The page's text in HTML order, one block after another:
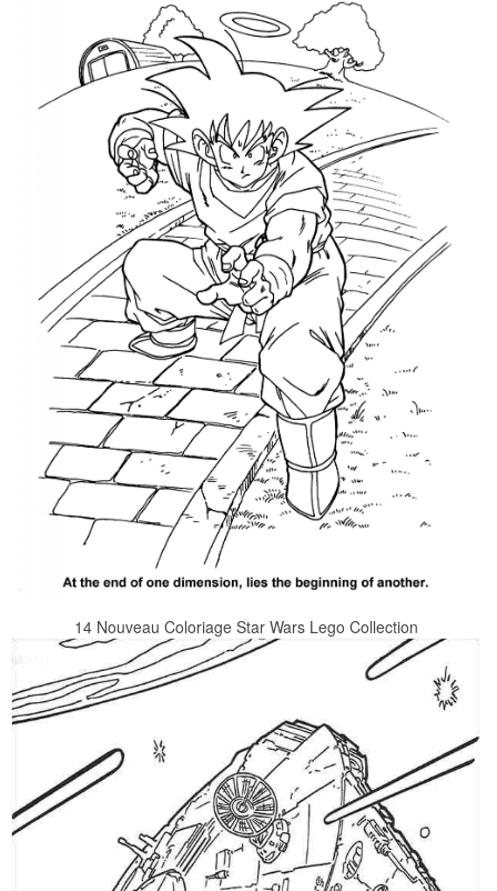
14 Nouveau Coloriage Star Wars Lego Collection